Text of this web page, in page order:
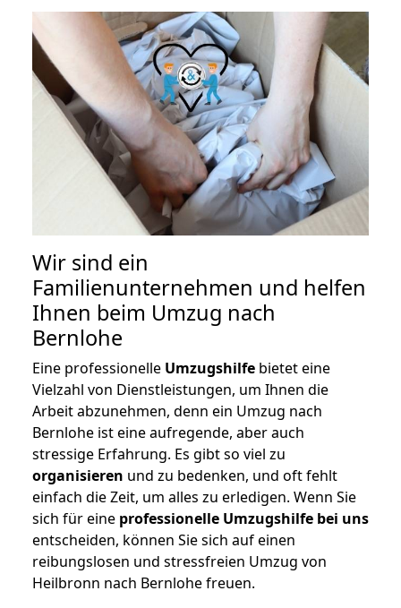
Wir sind ein
Familienunternehmen und helfen
Ihnen beim Umzug nach
Bernlohe
Eine professionelle Umzugshilfe bietet eine
Vielzahl von Dienstleistungen, um Ihnen die
Arbeit abzunehmen, denn ein Umzug nach
Bernlohe ist eine aufregende, aber auch
stressige Erfahrung. Es gibt so viel zu
organisieren und zu bedenken, und oft fehlt
einfach die Zeit, um alles zu erledigen. Wenn Sie
sich für eine professionelle Umzugshilfe bei uns
entscheiden, können Sie sich auf einen
reibungslosen und stressfreien Umzug von
Heilbronn nach Bernlohe freuen.